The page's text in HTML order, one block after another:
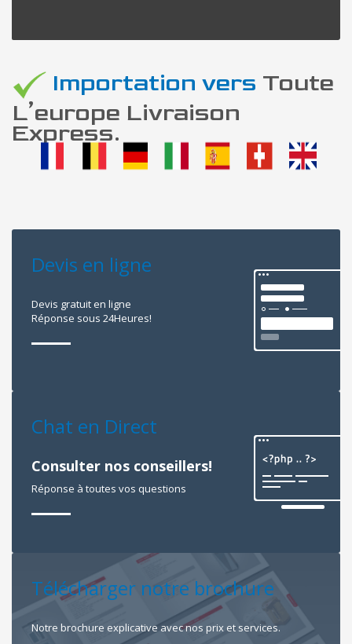
Importation vers Toute
L’europe Livraison
Express.
Devis en ligne
Devis gratuit en ligne
Réponse sous 24Heures!
Chat en Direct
Consulter nos conseillers!
Réponse à toutes vos questions
Télécharger notre brochure
Notre brochure explicative avec nos prix et services.